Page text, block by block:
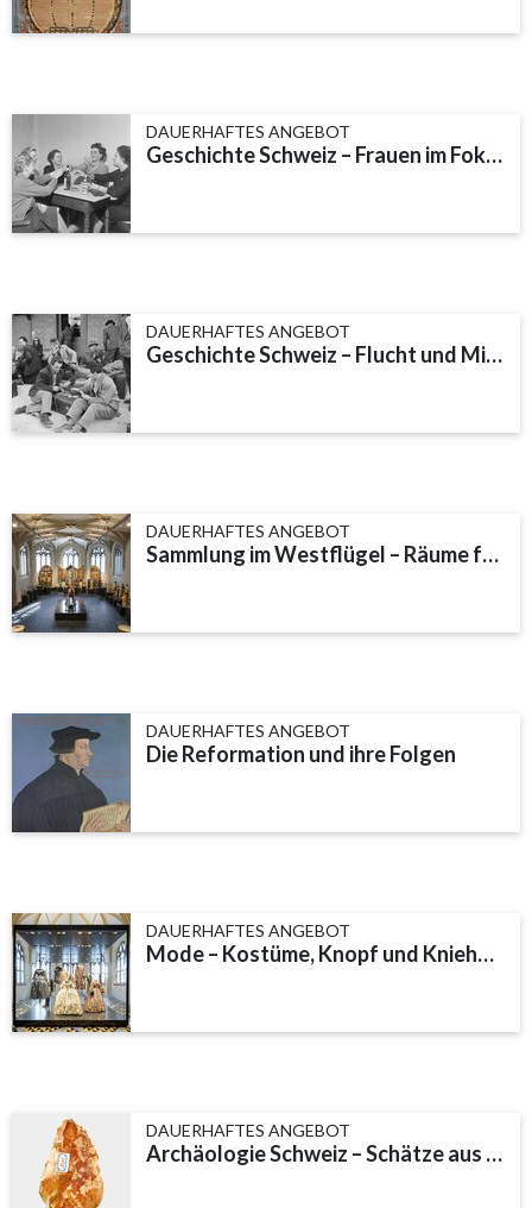
DAUERHAFTES ANGEBOT
Geschichte Schweiz – Frauen im Fokus
DAUERHAFTES ANGEBOT
Geschichte Schweiz – Flucht und Migration
DAUERHAFTES ANGEBOT
Sammlung im Westflügel – Räume für Geschichte
DAUERHAFTES ANGEBOT
Die Reformation und ihre Folgen
DAUERHAFTES ANGEBOT
Mode – Kostüme, Knopf und Kniehose
DAUERHAFTES ANGEBOT
Archäologie Schweiz – Schätze aus alter Zeit